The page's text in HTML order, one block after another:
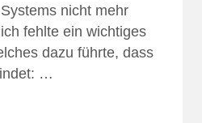
nicht mehr
fehlte ein wichtiges
dazu führte, dass
…